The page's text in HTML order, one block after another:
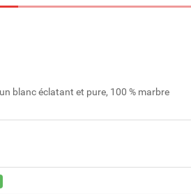
blanc éclatant et pure, 100 % marbre